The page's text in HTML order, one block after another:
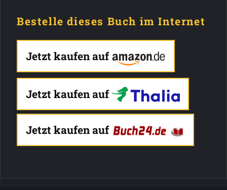
Bestelle dieses Buch im Internet
Jetzt kaufen auf
Jetzt kaufen auf
Jetzt kaufen auf